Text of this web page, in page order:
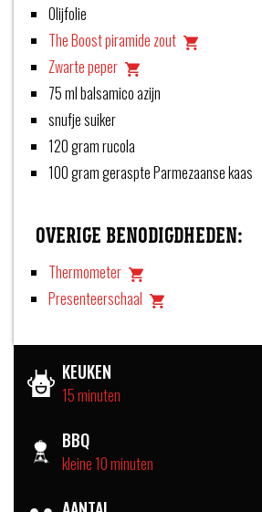
Olijfolie
The Boost piramide zout
Zwarte peper
75 ml balsamico azijn
snufje suiker
120 gram rucola
100 gram geraspte Parmezaanse kaas
OVERIGE BENODIGDHEDEN:
Thermometer
Presenteerschaal
KEUKEN
15 minuten
BBQ
kleine 10 minuten